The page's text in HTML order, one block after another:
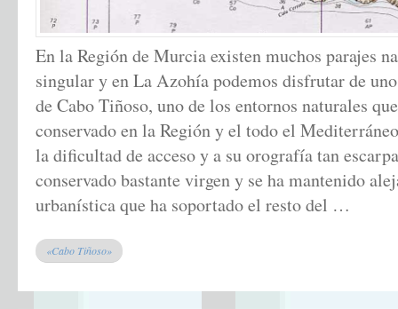
En la Región de Murcia existen muchos parajes
singular y en La Azohía podemos disfrutar de
de Cabo Tiñoso, uno de los entornos naturales
conservado en la Región y el todo el
la dificultad de acceso y a su orografía tan
conservado bastante virgen y se ha mantenido
urbanística que ha soportado el resto del …
«Cabo Tiñoso»